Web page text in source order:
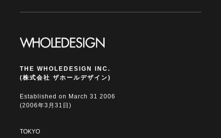
THE WHOLEDESIGN INC.
(株式会社 ザホールデザイン)
Established on March 31 2006
(2006年3月31日)
TOKYO